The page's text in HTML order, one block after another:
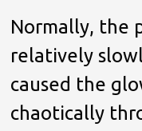
Normally, the
relatively
caused the
chaotically